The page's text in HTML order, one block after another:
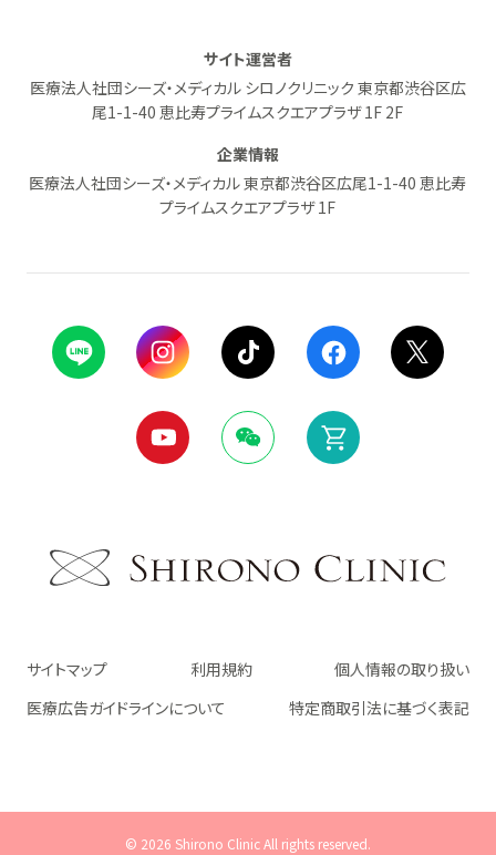
サイト運営者
医療法人社団シーズ・メディカル シロノクリニック 東京都渋谷区広
尾1-1-40 恵比寿プライムスクエアプラザ 1F 2F
企業情報
医療法人社団シーズ・メディカル 東京都渋谷区広尾1-1-40 恵比寿
プライムスクエアプラザ 1F
サイトマップ 利用規約
個人情報の取り扱い
医療広告ガイドラインについて
特定商取引法に基づく表記
© 2026 Shirono Clinic All rights reserved.